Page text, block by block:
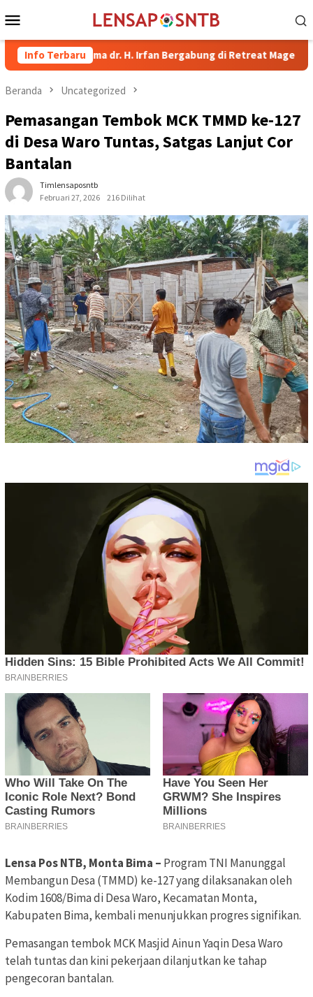
ke
Mobile
Info Terbaru
Bima dr. H. Irfan Bergabung di Retreat Magelang
Beranda Uncategorized
Pemasangan Tembok MCK TMMD ke-127
di Desa Waro Tuntas, Satgas Lanjut Cor
Bantalan
Timlensaposntb
Februari 27, 2026
216 Dilihat
Lensa Pos NTB, Monta Bima – Program TNI Manunggal
Membangun Desa (TMMD) ke-127 yang dilaksanakan oleh
Kodim 1608/Bima di Desa Waro, Kecamatan Monta,
Kabupaten Bima, kembali menunjukkan progres signifikan.
Pemasangan tembok MCK Masjid Ainun Yaqin Desa Waro
telah tuntas dan kini pekerjaan dilanjutkan ke tahap
pengecoran bantalan.